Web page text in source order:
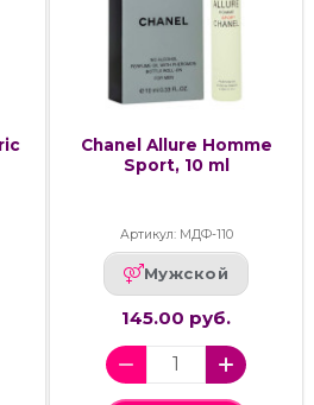
Chanel Allure Homme
Sport, 10 ml
Артикул: МДФ-110
Мужской
145.00 руб.